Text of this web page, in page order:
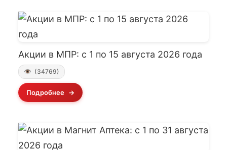
Акции в МПР: с 1 по 15 августа 2026 года
(34769)
Подробнее